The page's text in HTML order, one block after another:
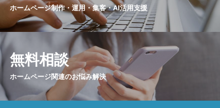
ホームページ制作・運用・集客・AI活用支援
無料相談
ホームページ関連のお悩み解決